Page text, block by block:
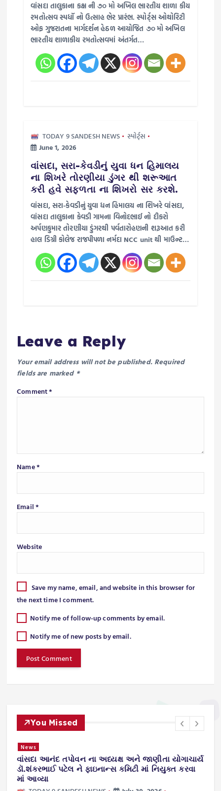
વાંસદા તાલુકાના કક્ષ ની ૭૦ મો અખિલ ભારતીય શાળા કીય
રમતોત્સવ સ્પધૉ નો ઉત્સાહ ભેર પ્રારંભ. સ્પોર્ટ્સ ઓથોરિટી
ઓફ ગુજરાતના માર્ગદર્શન હેઠળ આયોજિત ૭૦ મો અખિલ
ભારતીય શાળાકીય રમતોત્સવમાં અંતર્ગત…
TODAY 9 SANDESH NEWS
સ્પોર્ટ્સ
June 1, 2026
વાંસદા, સરા-કેવડીનું યુવા ધન હિમાલય
ના શિખરે તોરણીયા ડુંગર થી શરૂઆત
કરી હવે સફળતા ના શિખરો સર કરશે.
વાંસદા, સરા-કેવડીનું યુવા ધન હિમાલય ના શિખરે વાંસદા,
વાંસદા તાલુકાના કેવડી ગામના વિનોદભાઈ નો દીકરો
અર્પણકુમાર તોરણીયા ડુંગરથી પર્વતારોહણની શરૂઆત કરી
હાલ ડિગ્રી કોલેજ રાજપીપળા નર્મદા NCC unit થી માઉન્ટ…
Leave a Reply
Your email address will not be published. Required
fields are marked *
Comment*
Name*
Email*
Website
Save my name, email, and website in this browser for
the next time I comment.
Notify me of follow-up comments by email.
Notify me of new posts by email.
You Missed
News
વાંસદા આનંદ તપોવન ના અધ્યક્ષ અને જાણીતા યોગાચાર્ય
ડૉ.શંકરભાઈ પટેલ ને ફાઇનાન્સ કમિટી માં નિયુક્ત કરવા
માં આવ્યા